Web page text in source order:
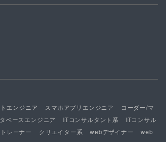
エンジニア スマホアプリエンジニア
コーダー/マ
ベースエンジニア ITコンサルタント系
ITコンサル
レーナー クリエイター系 webデザイナー
web